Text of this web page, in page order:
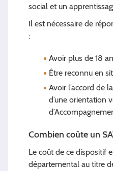
social et un
Il est nécessaire de
:
Avoir plus de 18
Être reconnu en
Avoir l’accord de
d’une orientation
Combien coûte un
Le coût de ce dispositif
départemental au titre